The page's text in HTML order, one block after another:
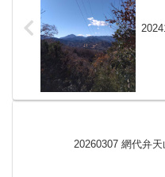
20260307 網代弁